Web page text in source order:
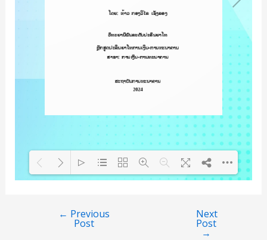
← Previous
Post
Next
Post
→